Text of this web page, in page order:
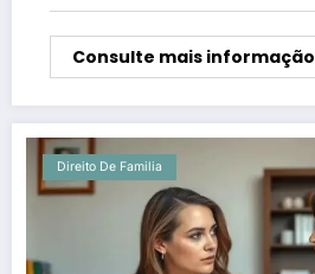
Consulte mais informação
Direito De Familia